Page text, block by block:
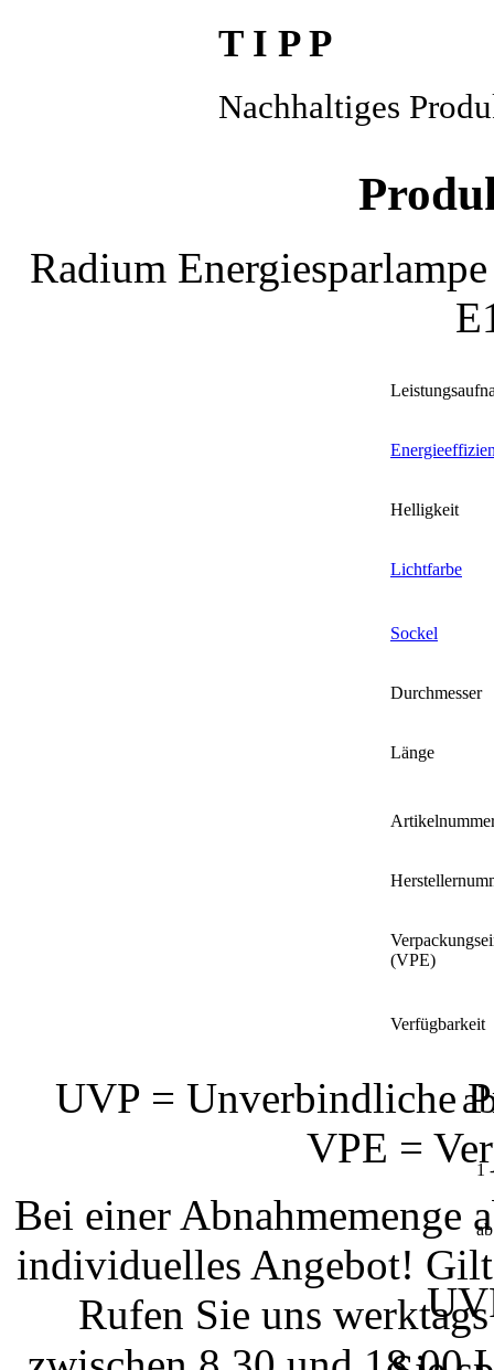
T I P P
Nachhaltiges
Radium
Helligkeit
Lichtfarbe
Sockel
Durchmesser
Länge
(VPE)
Verfügbarkeit
1
UVP = Unverbindliche
VPE =
Bei einer Abnahmemenge
individuelles Angebot!
Rufen Sie uns